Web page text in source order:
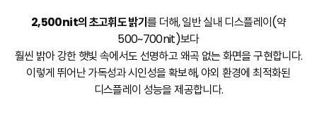
2,500nit의 초고휘도 밝기를 더해, 일반 실내 디스플레이(약
500~700nit)보다
훨씬 밝아 강한 햇빛 속에서도 선명하고 왜곡 없는 화면을 구현합니다.
이렇게 뛰어난 가독성과 시인성을 확보해, 야외 환경에 최적화된
디스플레이 성능을 제공합니다.